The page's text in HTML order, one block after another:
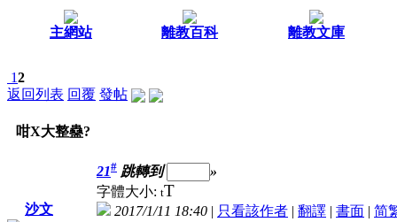
主網站 離教百科 離教文庫
12
返回列表 回覆 發帖
咁X大整蠱?
沙文
21# 跳轉到
»
字體大小: tT
2017/1/11 18:40 | 只看該作者 | 翻譯 | 書面 | 简